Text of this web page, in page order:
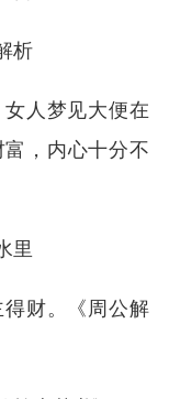
析
人梦见大便在
，内心十分不
里
财。《周公解